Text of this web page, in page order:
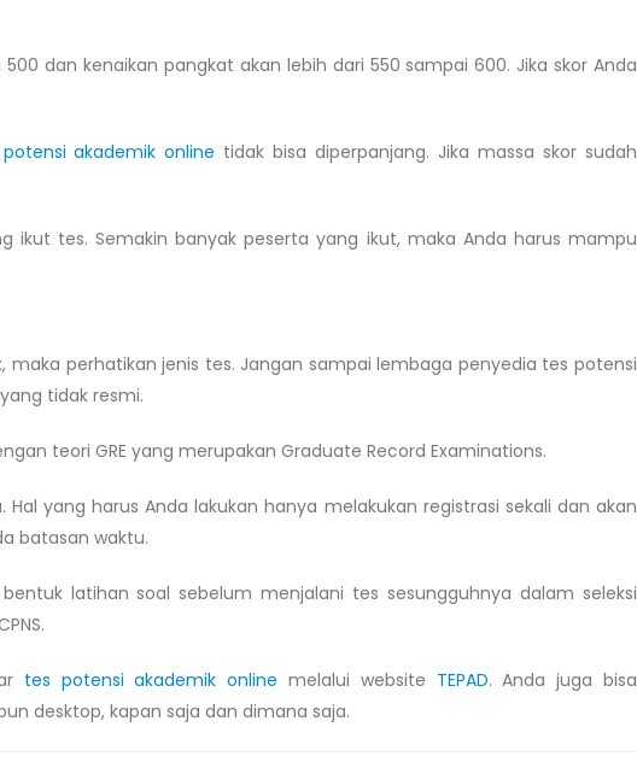
dan kenaikan pangkat akan lebih dari 550 sampai 600. Jika skor Anda
akademik online tidak bisa diperpanjang. Jika massa skor sudah
ikut tes. Semakin banyak peserta yang ikut, maka Anda harus mampu
maka perhatikan jenis tes. Jangan sampai lembaga penyedia tes potensi
tidak resmi.
teori GRE yang merupakan Graduate Record Examinations.
Hal yang harus Anda lakukan hanya melakukan registrasi sekali dan akan
batasan waktu.
latihan soal sebelum menjalani tes sesungguhnya dalam seleksi
tes potensi akademik online melalui website TEPAD. Anda juga bisa
desktop, kapan saja dan dimana saja.